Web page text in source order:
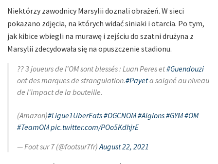
Niektórzy zawodnicy Marsylii doznali obrażeń. W sieci
pokazano zdjęcia, na których widać siniaki i otarcia. Po tym,
jak kibice wbiegli na murawę i zejściu do szatni drużyna z
Marsylii zdecydowała się na opuszczenie stadionu.
?? 3 joueurs de l'OM sont blessés : Luan Peres et#Guendouzi
ont des marques de strangulation.#Payeta saigné au niveau
de l'impact de la bouteille.
(Amazon)#Ligue1UberEats#OGCNOM#Aiglons#GYM#OM
#TeamOMpic.twitter.com/POo5KdhjrE
— Foot sur 7 (@footsur7fr)August 22, 2021